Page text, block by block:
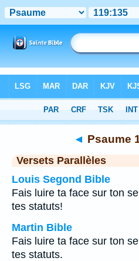
Chapitre 119 > Verset 135
◄ Psaume
Versets Parallèles
Louis Segond Bible
Fais luire ta face sur ton
tes statuts!
Martin Bible
Fais luire ta face sur ton
tes statuts.